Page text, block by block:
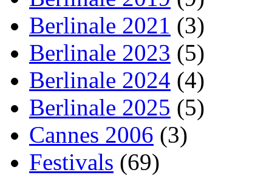
Berlinale 2021 (3)
Berlinale 2023 (5)
Berlinale 2024 (4)
Berlinale 2025 (5)
Cannes 2006 (3)
Festivals (69)